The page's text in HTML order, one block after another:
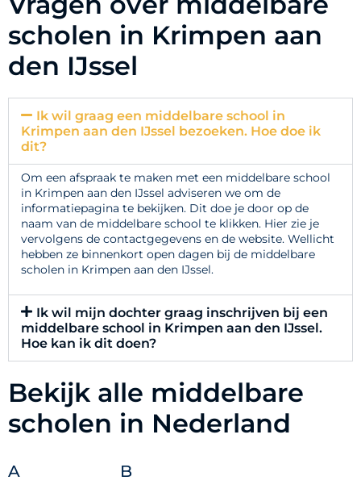
scholen in Krimpen aan
den IJssel
Ik wil graag een middelbare school in
Krimpen aan den IJssel bezoeken. Hoe doe ik
dit?
Om een afspraak te maken met een middelbare school
in Krimpen aan den IJssel adviseren we om de
informatiepagina te bekijken. Dit doe je door op de
naam van de middelbare school te klikken. Hier zie je
vervolgens de contactgegevens en de website. Wellicht
hebben ze binnenkort open dagen bij de middelbare
scholen in Krimpen aan den IJssel.
Ik wil mijn dochter graag inschrijven bij een
middelbare school in Krimpen aan den IJssel.
Hoe kan ik dit doen?
Bekijk alle middelbare
scholen in Nederland
A B